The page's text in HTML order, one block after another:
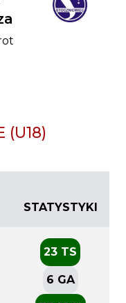
(U18)
STATYSTYKI
23 TS
6 GA